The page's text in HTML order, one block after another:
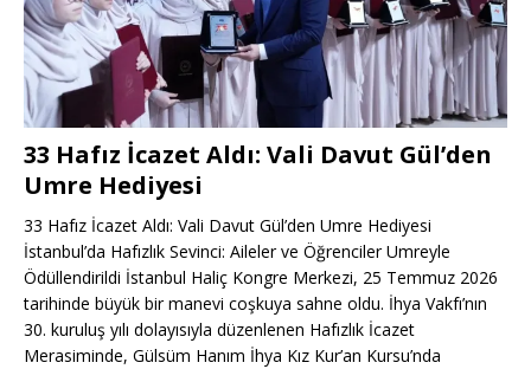
33 Hafız İcazet Aldı: Vali Davut Gül’den
Umre Hediyesi
33 Hafız İcazet Aldı: Vali Davut Gül’den Umre Hediyesi
İstanbul’da Hafızlık Sevinci: Aileler ve Öğrenciler Umreyle
Ödüllendirildi İstanbul Haliç Kongre Merkezi, 25 Temmuz 2026
tarihinde büyük bir manevi coşkuya sahne oldu. İhya Vakfı’nın
30. kuruluş yılı dolayısıyla düzenlenen Hafızlık İcazet
Merasiminde, Gülsüm Hanım İhya Kız Kur’an Kursu’nda